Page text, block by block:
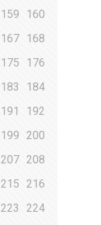
159
160
167 168
175
176
183
184
191
192
199 200
207 208
215 216
223
224